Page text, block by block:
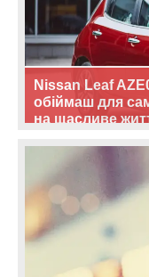
Nissan Leaf
обіймаш для
на щасливе